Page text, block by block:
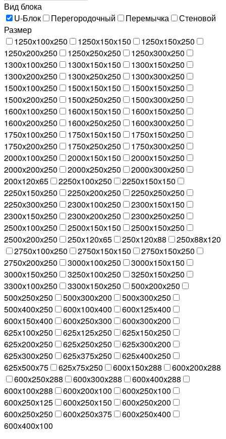
Вид блока
U-Блок
Перегородочный Перемычка
Стеновой
Размер
1250х100х250
1250х150х150
1250х150х250
1250х200х250
1250х250х250
1250х300х250
1300х100х250
1300х150х150
1300х150х250
1300х200х250
1300х250х250
1300х300х250
1500х100х250
1500х150х150
1500х150х250
1500х200х250
1500х250х250
1500х300х250
1600х100х250
1600х150х150
1600х150х250
1600х200х250
1600х250х250
1600х300х250
1750х100х250
1750х150х150
1750х150х250
1750х200х250
1750х250х250
1750х300х250
2000х100х250
2000х150х150
2000х150х250
2000х200х250
2000х250х250
2000х300х250
200х120х65
2250х100х250
2250х150х150
2250х150х250
2250х200х250
2250х250х250
2250х300х250
2300х100х250
2300х150х150
2300х150х250
2300х200х250
2300х250х250
2500х100х250
2500х150х150
2500х150х250
2500х200х250
250х120х65 250х120х88
250х88х120
2750х100х250
2750х150х150
2750х150х250
2750х200х250
3000х100х250
3000х150х150
3000х150х250
3250х100х250
3250х150х250
3300х100х250
3300х150х250
500х200х250
500х250х250
500х300х200
500х300х250
500х400х250
600х100х400
600х125х400
600х150х400
600х250х300
600х300х200
625х100х250
625х125х250
625х150х250
625х200х250
625х250х250
625х300х200
625х300х250
625х375х250
625х400х250
625х500х75
625х75х250 600x150x288
600x200x288
600x250x288
600x300x288
600x400x288
600х100х288
600х200х100
600х250х100
600х250х125
600х250х150
600х250х200
600х250х250
600х250х375
600х250х400
600х400х100